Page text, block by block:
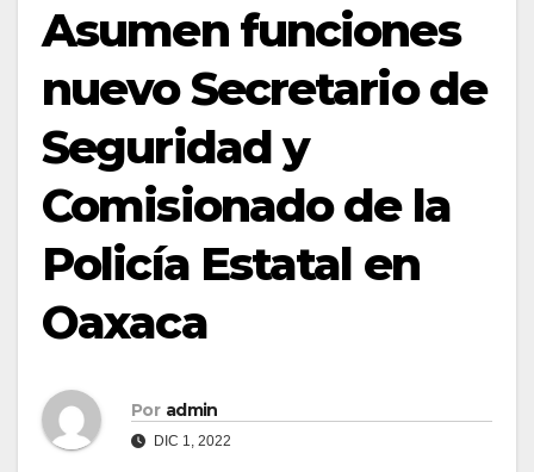
Asumen funciones
nuevo Secretario de
Seguridad y
Comisionado de la
Policía Estatal en
Oaxaca
Por admin
DIC 1, 2022